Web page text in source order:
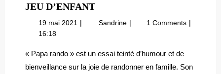
JEU D’ENFANTPAPA
RANDO,
EST
UN
19 mai 2021 19
Sandrine Papa
marche
1 Comments
16:18
« Papa rando » est un essai teinté d’humour et de
bienveillance sur la joie de randonner en famille. Son